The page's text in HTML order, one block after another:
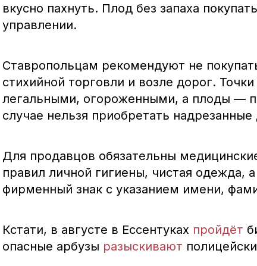
вкусно пахнуть. Плод без запаха
управлении.
Ставропольцам рекомендуют не
стихийной торговли и возле дорог.
легальными, огороженными, а плоды —
случае нельзя приобретать
Для продавцов обязательны
правил личной гигиены, чистая одежда,
фирменный знак с указанием имени,
Кстати, в августе в Ессентуках пройдёт
опасные арбузы разыскивают